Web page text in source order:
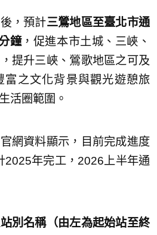
，預計三鶯地區至臺北市通
鐘，促進本市土城、三峽、
提升三峽、鶯歌地區之可及
富之文化背景與觀光遊憩旅
活圈範圍。
網資料顯示，目前完成進度
2025年完工，2026上半年通
別名稱（由左為起始站至終